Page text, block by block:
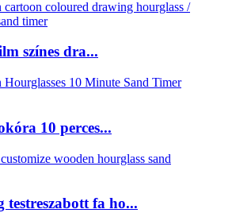
színes dra...
10 perces...
testreszabott fa ho...